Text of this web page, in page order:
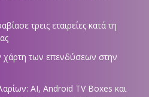
τρεις εταιρείες κατά τη
χάρτη των επενδύσεων στην
AI, Android TV Boxes και